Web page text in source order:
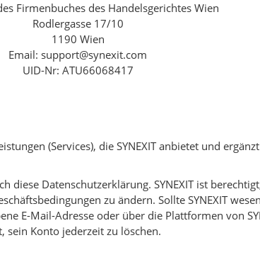
Firmenbuches des Handelsgerichtes Wien
Rodlergasse 17/10
1190 Wien
Email: support@synexit.com
UID-Nr: ATU66068417
(Services), die SYNEXIT anbietet und
diese Datenschutzerklärung. SYNEXIT ist
zu ändern. Sollte SYNEXIT
E-Mail-Adresse oder über die Plattformen von
sein Konto jederzeit zu löschen.